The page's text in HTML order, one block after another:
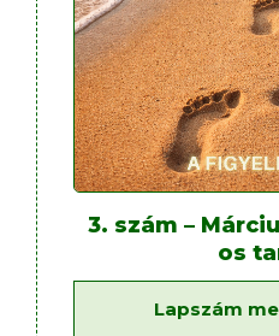
3. szám –
os
Lapszám